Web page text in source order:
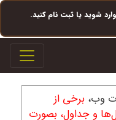
ثبت نام کنید.
navigation
از
بصورت